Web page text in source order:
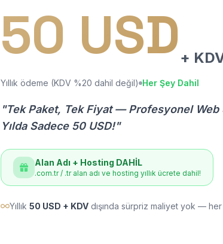
50 USD +
Yıllık ödeme (KDV %20 dahil değil) Her Şey Dahil
"Tek Paket, Tek Fiyat — Profesyonel Web
Yılda Sadece 50 USD!"
Alan Adı + Hosting DAHİL
.com.tr / .tr alan adı ve hosting yıllık ücrete dahil!
Yıllık 50 USD + KDV dışında sürpriz maliyet yok —